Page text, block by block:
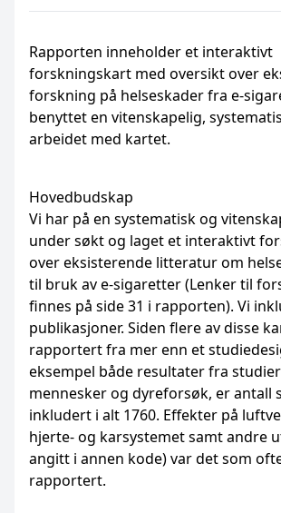
Rapporten inneholder et interaktivt
forskningskart med oversikt over
forskning på helseskader fra e-
benyttet en vitenskapelig,
arbeidet med kartet.
Hovedbudskap
Vi har på en systematisk og
under søkt og laget et interaktivt
over eksisterende litteratur om
til bruk av e-sigaretter (Lenker til
finnes på side 31 i rapporten). Vi
publikasjoner. Siden flere av disse
rapportert fra mer enn et
eksempel både resultater fra
mennesker og dyreforsøk, er antall
inkludert i alt 1760. Effekter på
hjerte- og karsystemet samt andre
angitt i annen kode) var det som
rapportert.